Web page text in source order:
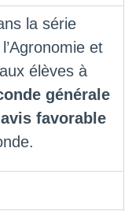
la série
et
élèves à
générale
favorable